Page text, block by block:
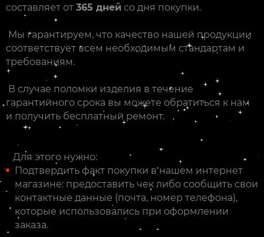
составляет от 365 дней со дня покупки.
Мы гарантируем, что качество нашей продукции
соответствует всем необходимым стандартам и
требованиям.
В случае поломки изделия в течение
гарантийного срока вы можете обратиться к нам
и получить бесплатный ремонт.
Для этого нужно:
Подтвердить факт покупки в нашем интернет
магазине: предоставить чек либо сообщить свои
контактные данные (почта, номер телефона),
которые использовались при оформлении
заказа.